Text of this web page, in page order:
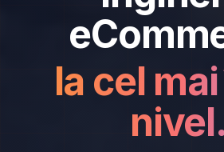
la cel
nivel.